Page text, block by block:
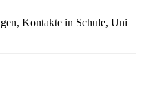
Kontakte in Schule, Uni